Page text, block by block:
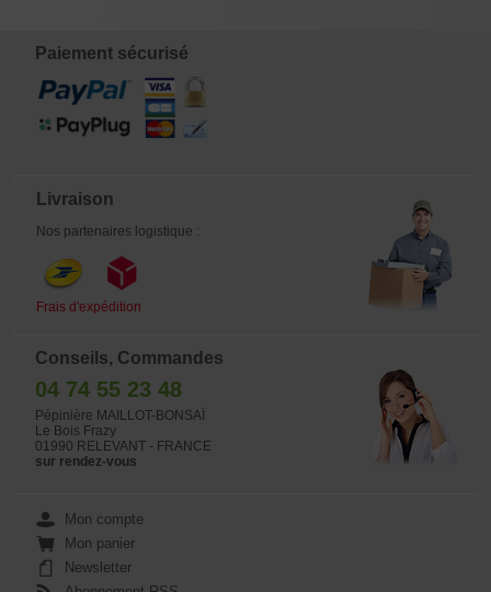
Paiement sécurisé
Livraison
Nos partenaires logistique :
Frais d'expédition
Conseils, Commandes
04 74 55 23 48
Pépinière MAILLOT-BONSAÏ
Le Bois Frazy
01990 RELEVANT - FRANCE
sur rendez-vous
Mon compte
Mon panier
Newsletter